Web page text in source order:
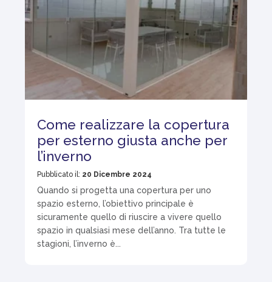
Come realizzare la copertura
per esterno giusta anche per
l’inverno
Pubblicato il: 20 Dicembre 2024
Quando si progetta una copertura per uno
spazio esterno, l’obiettivo principale è
sicuramente quello di riuscire a vivere quello
spazio in qualsiasi mese dell’anno. Tra tutte le
stagioni, l’inverno è...